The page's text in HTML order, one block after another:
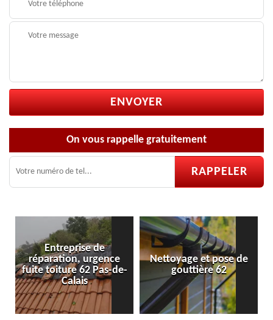
On vous rappelle gratuitement
de
urgence
62 Pas-de-
Calais
Nettoyage et pose de
gouttière 62
Pose et